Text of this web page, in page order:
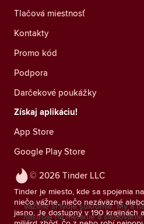
© 2026 Tinder LLC
Tinder je miesto, kde sa spojenia
niečo vážne, niečo nezáväzné
jasno. Je dostupný v 190 krajinách
Tlačová miestnosť
Kontakty
Promo kód
Podpora
Darčekové poukážky
Získaj aplikáciu!
App Store
Google Play Store
Vážime si tvoje súkromie. My a
nástroje na meranie a